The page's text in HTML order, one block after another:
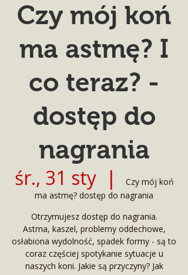
Czy mój koń
ma astmę? I
co teraz? -
dostęp do
nagrania
śr., 31 sty
  |
Czy mój koń
ma astmę? dostęp do nagrania
Otrzymujesz dostęp do nagrania.
Astma, kaszel, problemy oddechowe,
osłabiona wydolność, spadek formy - są to
coraz częściej spotykanie sytuacje u
naszych koni. Jakie są przyczyny? Jak